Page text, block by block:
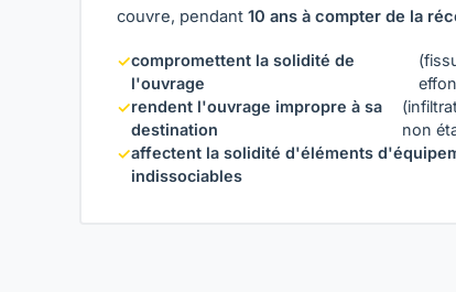
couvre, pendant 10 ans à compter de la
✓compromettent la solidité de
l'ouvrage
✓rendent l'ouvrage impropre à sa
destination
non
✓affectent la solidité d'éléments
indissociables